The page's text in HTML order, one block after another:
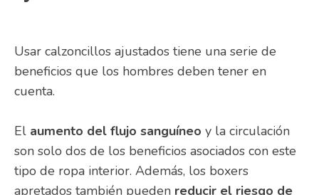
Usar calzoncillos ajustados tiene una serie de
beneficios que los hombres deben tener en
cuenta.
El aumento del flujo sanguíneo y la circulación
son solo dos de los beneficios asociados con este
tipo de ropa interior. Además, los boxers
apretados también pueden reducir el riesgo de